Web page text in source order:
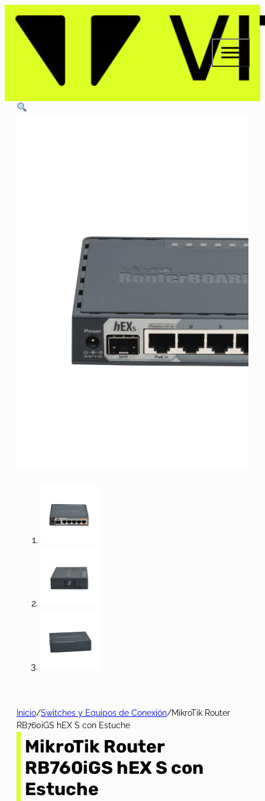
Inicio/Switches y Equipos de Conexión/MikroTik Router
RB760iGS hEX S con Estuche
MikroTik Router
RB760iGS hEX S con
Estuche